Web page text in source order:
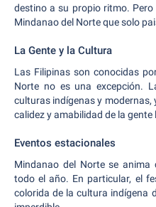
destino a su propio ritmo.
Mindanao del Norte que solo
La Gente y la Cultura
Las Filipinas son conocidas
Norte no es una excepción.
culturas indígenas y
calidez y amabilidad de la gente
Eventos estacionales
Mindanao del Norte se
todo el año. En particular, el
colorida de la cultura indígena